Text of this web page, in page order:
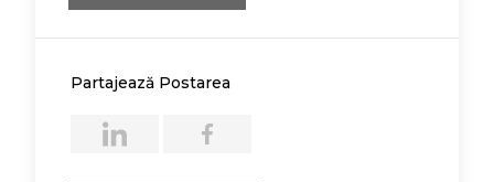
Partajează Postarea